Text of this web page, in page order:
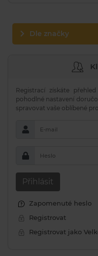
Dle značky
Registrací získáte
pohodlné nastavení
spravovat vaše oblíbené
E-mail
Heslo
Přihlásit
Zapomenuté heslo
Registrovat
Registrovat jako